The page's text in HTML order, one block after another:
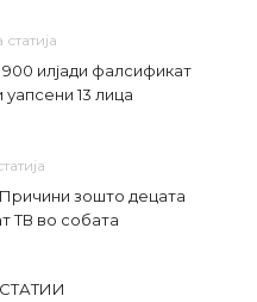
илјади фалсификат
13 лица
зошто децата
ТВ во собата